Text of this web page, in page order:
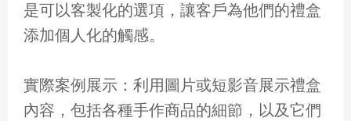
是可以客製化的選項，讓客戶為他們的禮盒
添加個人化的觸感。
實際案例展示：利用圖片或短影音展示禮盒
內容，包括各種手作商品的細節，以及它們